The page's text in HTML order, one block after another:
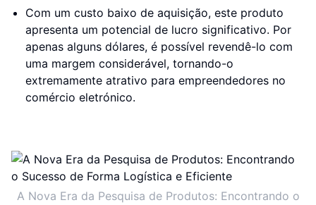
Com um custo baixo de aquisição, este produto
apresenta um potencial de lucro significativo. Por
apenas alguns dólares, é possível revendê-lo com
uma margem considerável, tornando-o
extremamente atrativo para empreendedores no
comércio eletrónico.
A Nova Era da Pesquisa de Produtos: Encontrando o